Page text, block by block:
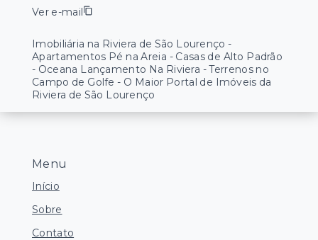
Menu
Início
Sobre
Contato
Ver e-mail
Imobiliária na Riviera de São Lourenço -
Apartamentos Pé na Areia - Casas de Alto Padrão
- Oceana Lançamento Na Riviera - Terrenos no
Campo de Golfe - O Maior Portal de Imóveis da
Riviera de São Lourenço